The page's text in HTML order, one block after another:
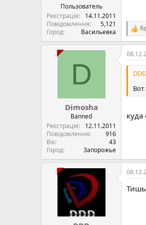
Пользователь
Реєстрація
14.11.2011
Повідомлення
5,121
Город
Васильевка
Р
е
а
к
ц
D
Dimosha
Banned
Реєстрація
12.11.2011
Повідомлення
916
Вік
43
Город
Запорожье
Вот
Тишь